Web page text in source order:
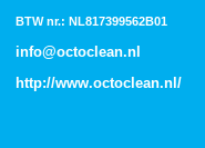
BTW nr.: NL817399562B01
info@octoclean.nl
http://www.octoclean.nl /